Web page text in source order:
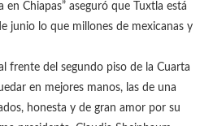
en Chiapas” aseguró que Tuxtla está
junio lo que millones de mexicanas y
frente del segundo piso de la Cuarta
en mejores manos, las de una
honesta y de gran amor por su